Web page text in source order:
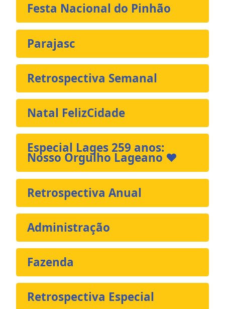
Festa Nacional do Pinhão
Parajasc
Retrospectiva Semanal
Natal FelizCidade
Especial Lages 259 anos:
Nosso Orgulho Lageano ❤️
Retrospectiva Anual
Administração
Fazenda
Retrospectiva Especial